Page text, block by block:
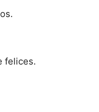
felices.